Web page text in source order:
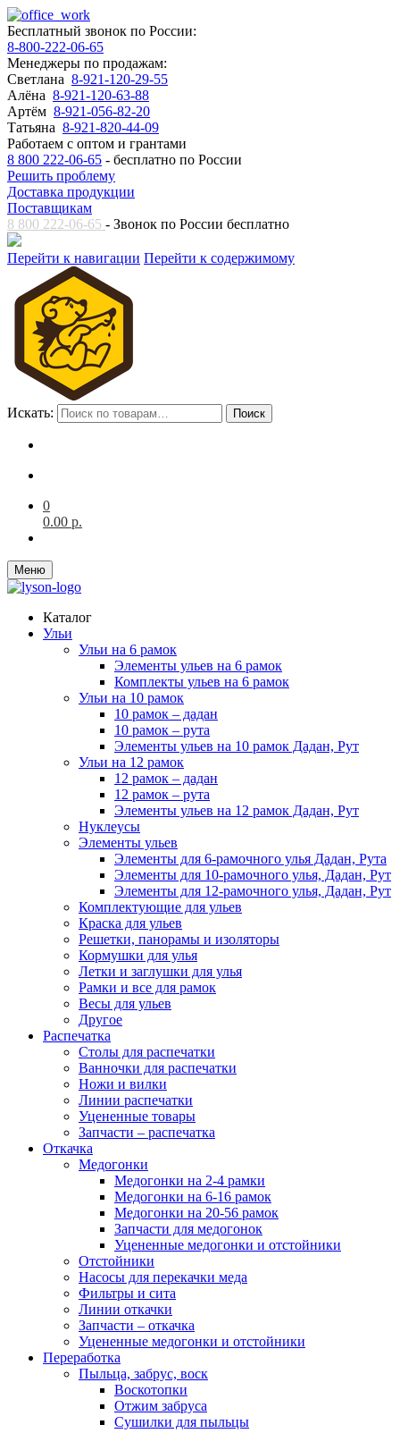
Бесплатный звонок по России:
8-800-222-06-65
Менеджеры по продажам:
Светлана 8-921-120-29-55
Алёна 8-921-120-63-88
Артём 8-921-056-82-20
Татьяна 8-921-820-44-09
Работаем с оптом и грантами
8 800 222-06-65 - бесплатно по России
Решить проблему
Доставка продукции
Поставщикам
8 800 222-06-65 - Звонок по России бесплатно
Перейти к навигации Перейти к содержимому
Искать: Поиск
0
0.00 р.
Меню
Каталог
Ульи
Ульи на 6 рамок
Элементы ульев на 6 рамок
Комплекты ульев на 6 рамок
Ульи на 10 рамок
10 рамок – дадан
10 рамок – рута
Элементы ульев на 10 рамок Дадан, Рут
Ульи на 12 рамок
12 рамок – дадан
12 рамок – рута
Элементы ульев на 12 рамок Дадан, Рут
Нуклеусы
Элементы ульев
Элементы для 6-рамочного улья Дадан, Рута
Элементы для 10-рамочного улья, Дадан, Рут
Элементы для 12-рамочного улья, Дадан, Рут
Комплектующие для ульев
Краска для ульев
Решетки, панорамы и изоляторы
Кормушки для улья
Летки и заглушки для улья
Рамки и все для рамок
Весы для ульев
Другое
Распечатка
Столы для распечатки
Ванночки для распечатки
Ножи и вилки
Линии распечатки
Уцененные товары
Запчасти – распечатка
Откачка
Медогонки
Медогонки на 2-4 рамки
Медогонки на 6-16 рамок
Медогонки на 20-56 рамок
Запчасти для медогонок
Уцененные медогонки и отстойники
Отстойники
Насосы для перекачки меда
Фильтры и сита
Линии откачки
Запчасти – откачка
Уцененные медогонки и отстойники
Переработка
Пыльца, забрус, воск
Воскотопки
Отжим забруса
Сушилки для пыльцы